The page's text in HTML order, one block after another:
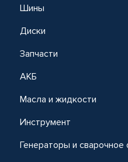
Шины
Диски
Запчасти
АКБ
Масла и жидкости
Инструмент
Генераторы и сварочное